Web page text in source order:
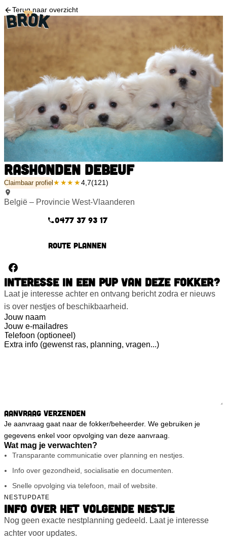
Terug naar overzicht
Rashonden Debeuf
Claimbaar profiel★★★★4,7(121)
België – Provincie West-Vlaanderen
0477 37 93 17
Route plannen
INTERESSE IN EEN PUP VAN DEZE FOKKER?
Laat je interesse achter en ontvang bericht zodra er nieuws
is over nestjes of beschikbaarheid.
Aanvraag verzenden
Je aanvraag gaat naar de fokker/beheerder. We gebruiken je
gegevens enkel voor opvolging van deze aanvraag.
Wat mag je verwachten?
Transparante communicatie over planning en nestjes.
Info over gezondheid, socialisatie en documenten.
Snelle opvolging via telefoon, mail of website.
NESTUPDATE
INFO OVER HET VOLGENDE NESTJE
Nog geen exacte nestplanning gedeeld. Laat je interesse
achter voor updates.